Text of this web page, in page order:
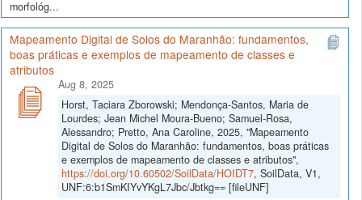
morfológ...
Mapeamento Digital de Solos do Maranhão: fundamentos,
boas práticas e exemplos de mapeamento de classes e
atributos
Aug 8, 2025
Horst, Taciara Zborowski; Mendonça-Santos, Maria de
Lourdes; Jean Michel Moura-Bueno; Samuel-Rosa,
Alessandro; Pretto, Ana Caroline, 2025, "Mapeamento
Digital de Solos do Maranhão: fundamentos, boas práticas
e exemplos de mapeamento de classes e atributos",
https://doi.org/10.60502/SoilData/HOIDT7, SoilData, V1,
UNF:6:b1SmKIYvYKgL7Jbc/Jbtkg== [fileUNF]